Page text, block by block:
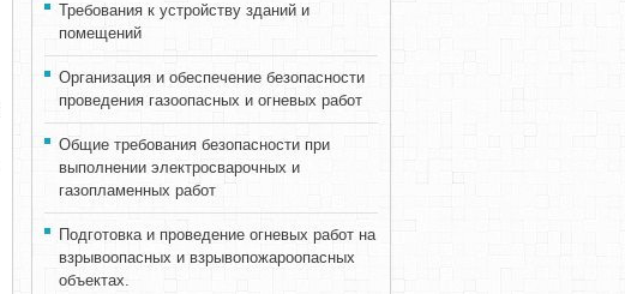
Требования к устройству зданий и
помещений
Организация и обеспечение безопасности
проведения газоопасных и огневых работ
Общие требования безопасности при
выполнении электросварочных и
газопламенных работ
Подготовка и проведение огневых работ на
взрывоопасных и взрывопожароопасных
объектах.